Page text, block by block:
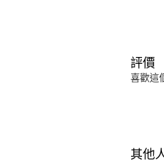
評價
喜歡這
其他